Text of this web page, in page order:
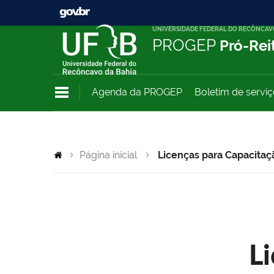
UNIVERSIDADE FEDERAL DO
PROGEP Pró-
Agenda da PROGEP Boletim de
Página inicial Licenças para